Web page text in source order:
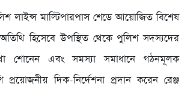
লাইন্স মাল্টিপারপাস শেডে আয়োজিত বিশেষ
হিসেবে উপস্থিত থেকে পুলিশ সদস্যদের
শোনেন এবং সমস্যা সমাধানে গঠনমূলক
দিক-নির্দেশনা প্রদান করেন রেঞ্জ